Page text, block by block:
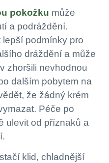
pokožku může
a podráždění.
podmínky pro
dráždění a může
zhoršili nevhodnou
dalším pobytem na
že žádný krém
Péče po
ulevit od příznaků a
klid, chladnější